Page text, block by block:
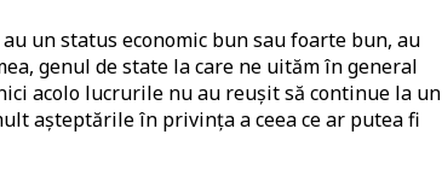
un status economic bun sau foarte bun, au
genul de state la care ne uităm în general
acolo lucrurile nu au reușit să continue la un
așteptările în privința a ceea ce ar putea fi